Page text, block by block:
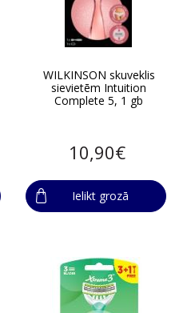
WILKINSON skuveklis
sievietēm Intuition
Complete 5, 1 gb
10,90€
Ielikt grozā